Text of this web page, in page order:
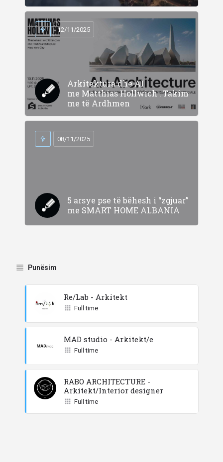
Arkitektura dhe AI
me Matthias Hollwich : Takim
me të Ardhmen
12/11/2025
5 arsye pse të bëhesh i “zgjuar”
me SMART HOME ALBANIA
08/11/2025
Punësim
Re/Lab - Arkitekt
Full time
MAD studio - Arkitekt/e
Full time
RABO ARCHITECTURE -
Arkitekt/Interior designer
Full time